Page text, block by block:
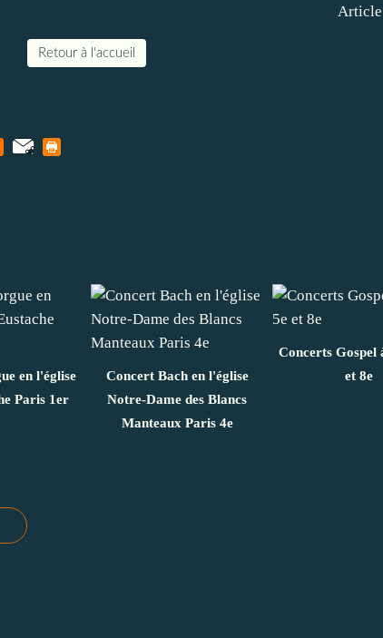
Retour à l'accueil
en l'église
Paris 1er
Concert Bach en l'église
Notre-Dame des Blancs
Manteaux Paris 4e
Concerts Gospel
et 8e